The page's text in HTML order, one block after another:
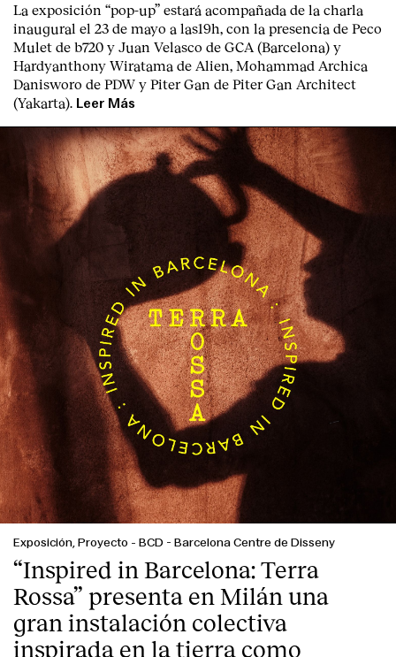
La exposición “pop-up” estará acompañada de la charla
inaugural el 23 de mayo a las19h, con la presencia de Peco
Mulet de b720 y Juan Velasco de GCA (Barcelona) y
Hardyanthony Wiratama de Alien, Mohammad Archica
Danisworo de PDW y Piter Gan de Piter Gan Architect
(Yakarta). Leer Más
Exposición, Proyecto - BCD - Barcelona Centre de Disseny
“Inspired in Barcelona: Terra
Rossa” presenta en Milán una
gran instalación colectiva
inspirada en la tierra como